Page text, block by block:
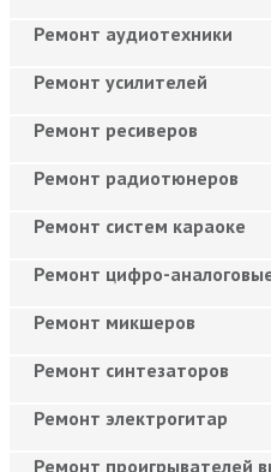
Ремонт аудиотехники
Ремонт усилителей
Ремонт ресиверов
Ремонт радиотюнеров
Ремонт систем караоке
Ремонт цифро-
Ремонт микшеров
Ремонт синтезаторов
Ремонт электрогитар
Ремонт проигрывателей